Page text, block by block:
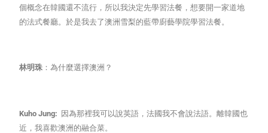
個概念在韓國還不流行，所以我決定先學習法餐，想要開一家道地
的法式餐廳。於是我去了澳洲雪梨的藍帶廚藝學院學習法餐。
林明珠 ：為什麼選擇澳洲？
Kuho Jung: 因為那裡我可以說英語，法國我不會說法語。離韓國也
近，我喜歡澳洲的融合菜。